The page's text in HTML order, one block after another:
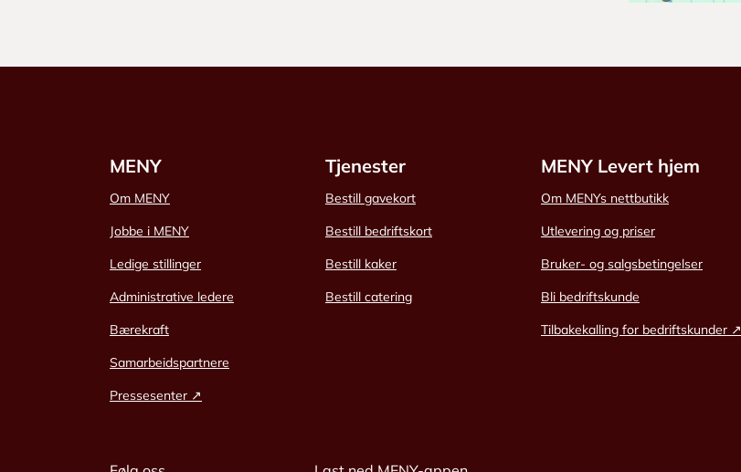
MENY
Om MENY
Jobbe i MENY
Ledige stillinger
Administrative ledere
Bærekraft
Samarbeidspartnere
Pressesenter ↗
Tjenester
Bestill gavekort
Bestill bedriftskort
Bestill kaker
Bestill catering
MENY Levert hjem
Om MENYs nettbutikk
Utlevering og priser
Bruker- og salgsbetingelser
Bli bedriftskunde
Tilbakekalling for bedriftskunder ↗